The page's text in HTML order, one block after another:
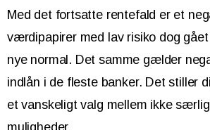
Med det fortsatte rentefald er et
værdipapirer med lav risiko dog
nye normal. Det samme gælder
indlån i de fleste banker. Det stiller
et vanskeligt valg mellem ikke
muligheder.